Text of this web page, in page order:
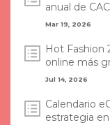
anual de
Mar 19, 2026
Hot Fashion
online más
Jul 14, 2026
Calendario
estrategia en